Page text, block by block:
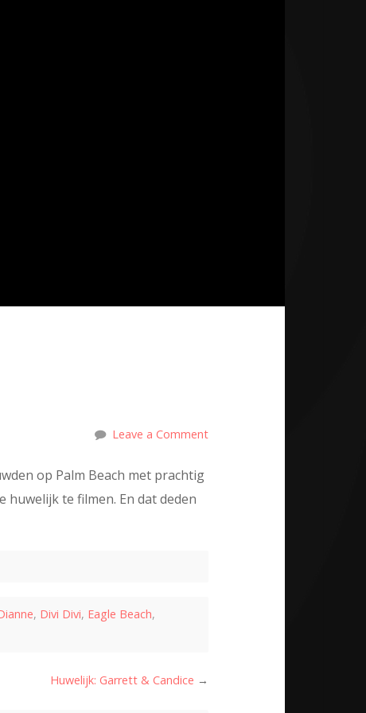
Leave a Comment
op Palm Beach met prachtig
huwelijk te filmen. En dat deden
, Divi Divi, Eagle Beach,
Huwelijk: Garrett & Candice →